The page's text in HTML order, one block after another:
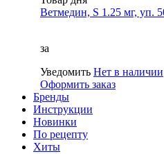
Ветмедин, S 1.25 мг, уп.
за
Уведомить Нет в наличии
Оформить заказ
Бренды
Инструкции
Новинки
По рецепту
Хиты